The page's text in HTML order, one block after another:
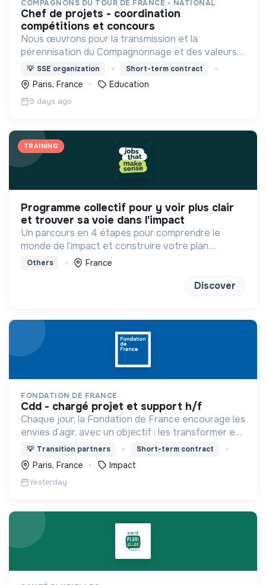
COMPAGNONS DU TOUR DE FRANCE - NATIONAL
chef de projets - coordination
compétitions et concours
Nous œuvrons pour la transmission et la
pérennisation du Compagnonnage et des valeurs
liées : insertion, environnement, médiation culturel.
💡 SSE organization Short-term contract
Paris, France Education
9 days ago
TRAINING
programme collectif pour y voir plus clair
et trouver sa voie dans l'impact
Un parcours en 4 étapes pour comprendre le
monde de l’impact et construire votre plan
d'actions à votre rythme avec les bons outils et la
Others France
Discover
FONDATION DE FRANCE
cdd - chargé projet et support h/f
Chaque jour, la Fondation de France encourage les
envies d’agir, avec un objectif : les transformer en
actions utiles et efficaces pour construire une
société plus digne et plus juste.
💡 Transition partners Short-term contract
Paris, France Impact
Yesterday